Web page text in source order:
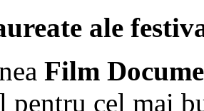
ale
Film
pentru cel mai